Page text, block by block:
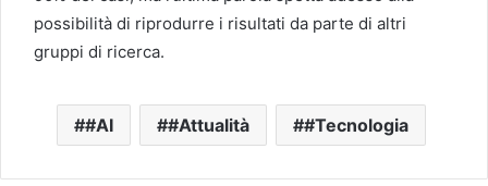
possibilità di riprodurre i risultati da parte di altri
gruppi di ricerca.
#AI #Attualità #Tecnologia